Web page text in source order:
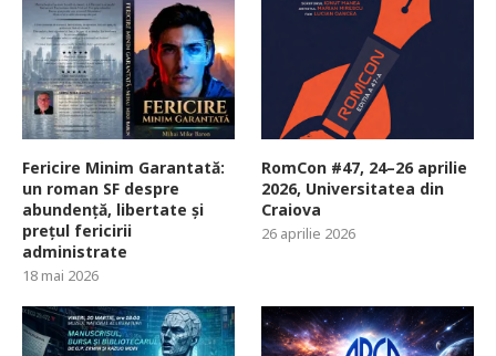
Fericire Minim Garantată:
un roman SF despre
abundență, libertate și
prețul fericirii
administrate
18 mai 2026
RomCon #47, 24–26 aprilie
2026, Universitatea din
Craiova
26 aprilie 2026